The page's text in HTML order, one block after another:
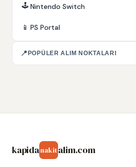
🕹️ Nintendo Switch
📱 PS Portal
📍 POPÜLER ALIM NOKTALARI
kapidanakitalim.com